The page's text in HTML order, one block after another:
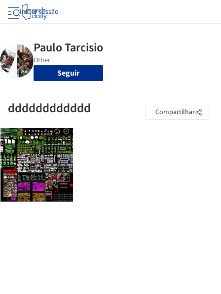
Iniciar sessão
Seguir
dddddddddddd Compartilhar